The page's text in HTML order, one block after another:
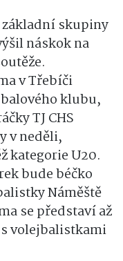
skupiny
náskok na
v Třebíči
klubu,
TJ CHS
v neděli,
kategorie U20.
bude béčko
Náměště
se představí až
volejbalistkami